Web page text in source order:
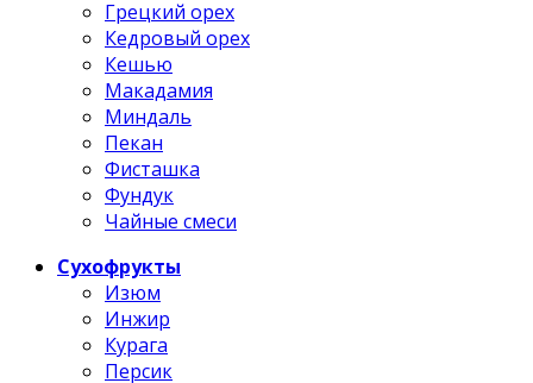
Грецкий орех
Кедровый орех
Кешью
Макадамия
Миндаль
Пекан
Фисташка
Фундук
Чайные смеси
Сухофрукты
Изюм
Инжир
Курага
Персик